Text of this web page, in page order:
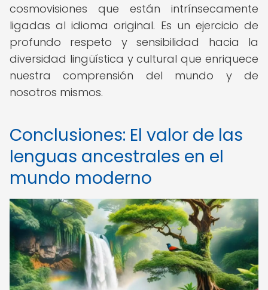
cosmovisiones que están intrínsecamente
ligadas al idioma original. Es un ejercicio de
profundo respeto y sensibilidad hacia la
diversidad lingüística y cultural que enriquece
nuestra comprensión del mundo y de
nosotros mismos.
Conclusiones: El valor de las
lenguas ancestrales en el
mundo moderno